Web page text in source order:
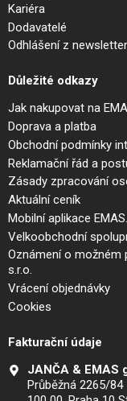
Kariéra
Dodavatelé
Odhlášení z
Důležité odkazy
Jak nakupovat na
Doprava a platba
Obchodní podmínky
Reklamační řád a
Zásady zpracování
Aktuální ceník
Mobilní aplikace
Velkoobchodní
Oznámení o možném
s.r.o.
Vrácení objednávky
Cookies
Fakturační údaje
JANČA & EMAS
Průběžná 2265/84